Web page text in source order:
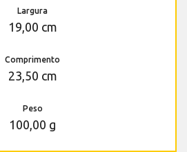
Largura
19,00 cm
Comprimento
23,50 cm
Peso
100,00 g